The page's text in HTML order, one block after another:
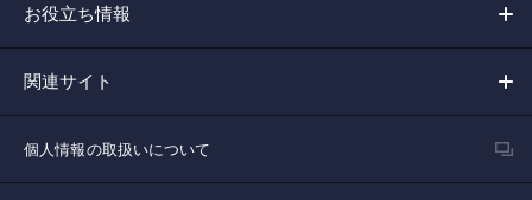
お役立ち情報
関連サイト
個人情報の取扱いについて